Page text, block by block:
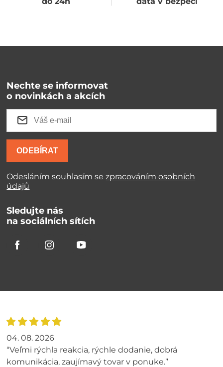
Nechte se informovat
o novinkách a akcích
ODEBÍRAT
Odesláním souhlasím sezpracováním osobních
údajů
Sledujte nás
na sociálních sítích
04. 08. 2026
“Veľmi rýchla reakcia, rýchle dodanie, dobrá
komunikácia, zaujímavý tovar v ponuke.”